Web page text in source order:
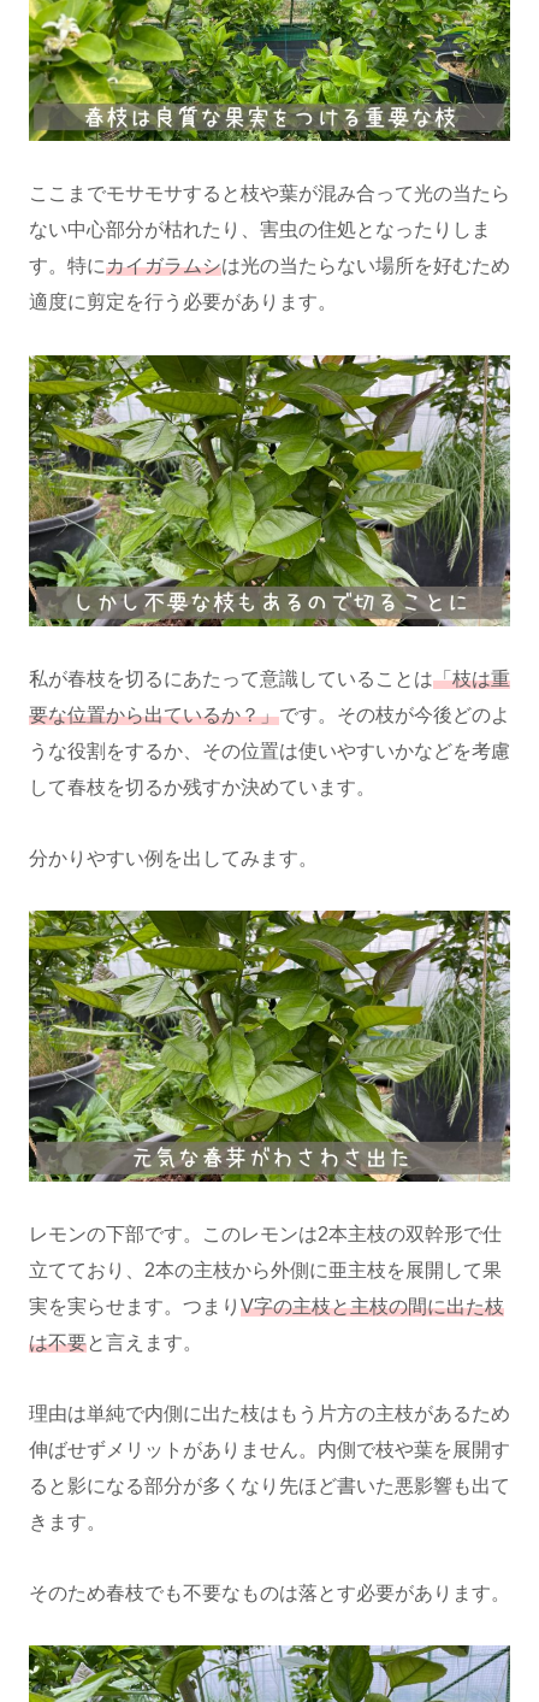
ここまでモサモサすると枝や葉が混み合って光の当たら
ない中心部分が枯れたり、害虫の住処となったりしま
す。特にカイガラムシは光の当たらない場所を好むため
適度に剪定を行う必要があります。
私が春枝を切るにあたって意識していることは「枝は重
要な位置から出ているか？」です。その枝が今後どのよ
うな役割をするか、その位置は使いやすいかなどを考慮
して春枝を切るか残すか決めています。
分かりやすい例を出してみます。
レモンの下部です。このレモンは2本主枝の双幹形で仕
立てており、2本の主枝から外側に亜主枝を展開して果
実を実らせます。つまり V字の主枝と主枝の間に出た枝
は不要と言えます。
理由は単純で内側に出た枝はもう片方の主枝があるため
伸ばせずメリットがありません。内側で枝や葉を展開す
ると影になる部分が多くなり先ほど書いた悪影響も出て
きます。
そのため春枝でも不要なものは落とす必要があります。